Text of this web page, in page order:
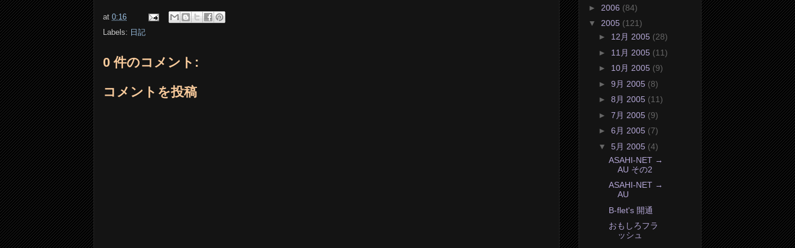
at 0:16
Labels: 日記
0 件のコメント:
コメントを投稿
► 2006 (84)
▼ 2005 (121)
► 12月 2005 (28)
► 11月 2005 (11)
► 10月 2005 (9)
► 9月 2005 (8)
► 8月 2005 (11)
► 7月 2005 (9)
► 6月 2005 (7)
▼ 5月 2005 (4)
ASAHI-NET →
AU その2
ASAHI-NET →
AU
B-flet's 開通
おもしろフラ
ッシュ